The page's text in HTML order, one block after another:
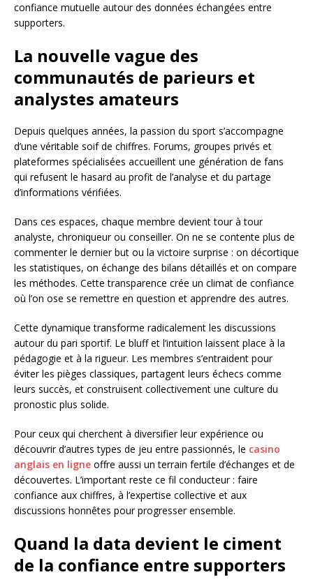
confiance mutuelle autour des données échangées entre
supporters.
La nouvelle vague des
communautés de parieurs et
analystes amateurs
Depuis quelques années, la passion du sport s’accompagne
d’une véritable soif de chiffres. Forums, groupes privés et
plateformes spécialisées accueillent une génération de fans
qui refusent le hasard au profit de l’analyse et du partage
d’informations vérifiées.
Dans ces espaces, chaque membre devient tour à tour
analyste, chroniqueur ou conseiller. On ne se contente plus de
commenter le dernier but ou la victoire surprise : on décortique
les statistiques, on échange des bilans détaillés et on compare
les méthodes. Cette transparence crée un climat de confiance
où l’on ose se remettre en question et apprendre des autres.
Cette dynamique transforme radicalement les discussions
autour du pari sportif. Le bluff et l’intuition laissent place à la
pédagogie et à la rigueur. Les membres s’entraident pour
éviter les pièges classiques, partagent leurs échecs comme
leurs succès, et construisent collectivement une culture du
pronostic plus solide.
Pour ceux qui cherchent à diversifier leur expérience ou
découvrir d’autres types de jeu entre passionnés, le casino
anglais en ligne offre aussi un terrain fertile d’échanges et de
découvertes. L’important reste ce fil conducteur : faire
confiance aux chiffres, à l’expertise collective et aux
discussions honnêtes pour progresser ensemble.
Quand la data devient le ciment
de la confiance entre supporters